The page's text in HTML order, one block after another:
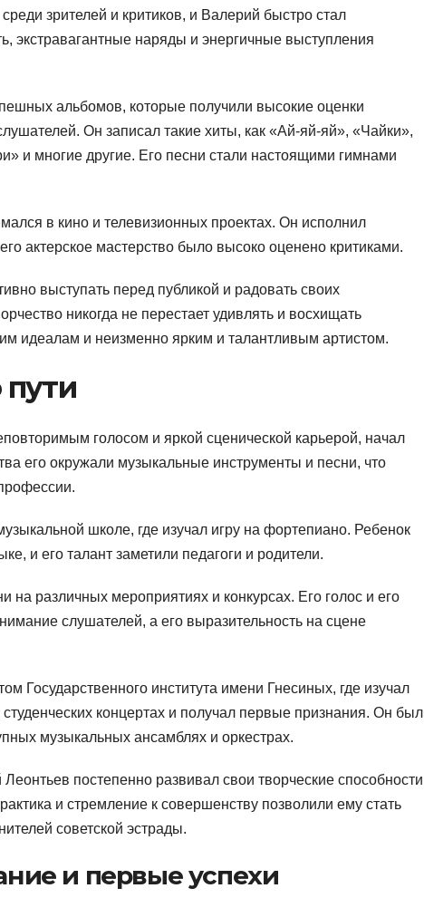
зрителей и критиков, и Валерий быстро стал
экстравагантные наряды и энергичные выступления
альбомов, которые получили высокие оценки
Он записал такие хиты, как «Ай-яй-яй», «Чайки»,
и многие другие. Его песни стали настоящими гимнами
в кино и телевизионных проектах. Он исполнил
актерское мастерство было высоко оценено критиками.
выступать перед публикой и радовать своих
никогда не перестает удивлять и восхищать
идеалам и неизменно ярким и талантливым артистом.
пути
голосом и яркой сценической карьерой, начал
его окружали музыкальные инструменты и песни, что
школе, где изучал игру на фортепиано. Ребенок
и его талант заметили педагоги и родители.
на различных мероприятиях и конкурсах. Его голос и его
слушателей, а его выразительность на сцене
Государственного института имени Гнесиных, где изучал
концертах и получал первые признания. Он был
музыкальных ансамблях и оркестрах.
постепенно развивал свои творческие способности
и стремление к совершенству позволили ему стать
советской эстрады.
и первые успехи